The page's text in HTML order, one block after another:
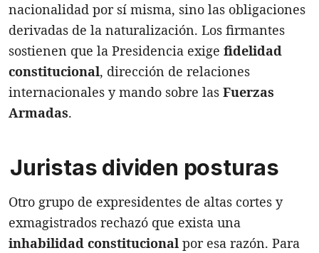
nacionalidad por sí misma, sino las obligaciones
derivadas de la naturalización. Los firmantes
sostienen que la Presidencia exige fidelidad
constitucional, dirección de relaciones
internacionales y mando sobre las Fuerzas
Armadas.
Juristas dividen posturas
Otro grupo de expresidentes de altas cortes y
exmagistrados rechazó que exista una
inhabilidad constitucional por esa razón. Para